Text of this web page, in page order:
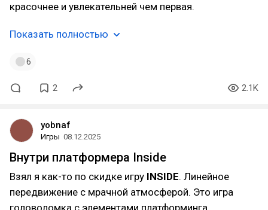
красочнее и увлекательней чем первая.
Показать полностью
6
2 2.1K
yobnaf
Игры 08.12.2025
Внутри платформера Inside
Взял я как-то по скидке игру INSIDE. Линейное
передвижение с мрачной атмосферой. Это игра
головоломка с элементами платформинга.